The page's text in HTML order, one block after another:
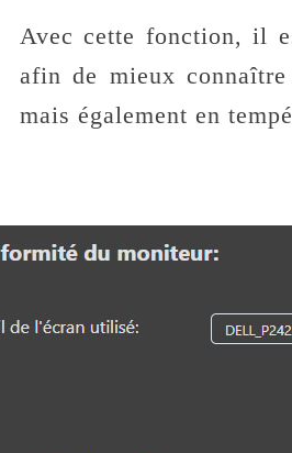
Avec cette fonction, il
afin de mieux
mais également en